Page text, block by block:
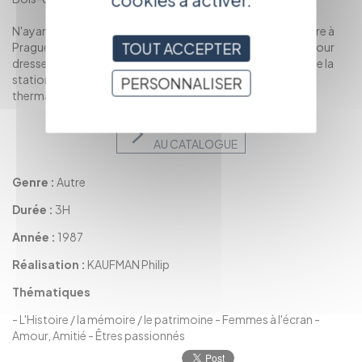
N'ayant pu tourner les séquences de passage de la .frontière à
Prague, Philip Kaufman choisit la frontière franco-suisse pour
dresser les miradors tchèques. Par ailleurs, les séquences de la
station balnéaire ont été tournées dans l’établissement
thermal de Luxeuil-les-Bains.
AU CATALOGUE
Genre : Autre
Durée : 3H
Année : 1987
Réalisation : KAUFMAN Philip
Thématiques
- L'Histoire / la mémoire / le patrimoine - Femmes à l'écran -
Amour, Amitié - Êtres passionnés
TOUT ACCEPTER
PERSONNALISER